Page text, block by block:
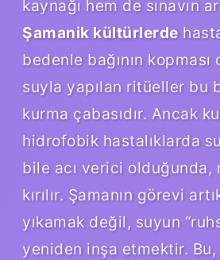
kaynağı hem de sınavın
Şamanik kültürlerde
bedenle bağının
suyla yapılan ritüeller bu
kurma çabasıdır. Ancak
hidrofobik hastalıklarda
bile acı verici olduğunda,
kırılır. Şamanın görevi
yıkamak değil, suyun
yeniden inşa etmektir. Bu,